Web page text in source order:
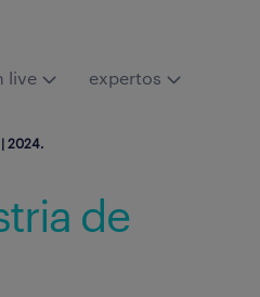
live expertos
2024.
de